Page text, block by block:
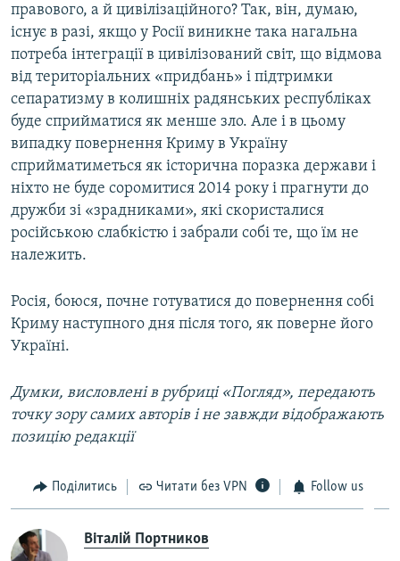
правового, а й цивілізаційного? Так, він, думаю,
існує в разі, якщо у Росії виникне така нагальна
потреба інтеграції в цивілізований світ, що відмова
від територіальних «придбань» і підтримки
сепаратизму в колишніх радянських республіках
буде сприйматися як менше зло. Але і в цьому
випадку повернення Криму в Україну
сприйматиметься як історична поразка держави і
ніхто не буде соромитися 2014 року і прагнути до
дружби зі «зрадниками», які скористалися
російською слабкістю і забрали собі те, що їм не
належить.
Росія, боюся, почне готуватися до повернення собі
Криму наступного дня після того, як поверне його
Україні.
Думки, висловлені в рубриці «Погляд», передають
точку зору самих авторів і не завжди відображають
позицію редакції
Поділитись Читати без VPN Follow us
Віталій Портников